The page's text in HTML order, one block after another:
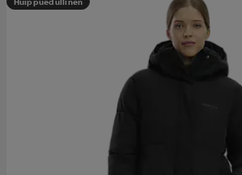
Huippuedullinen